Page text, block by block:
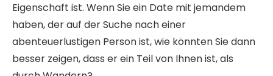
Eigenschaft ist. Wenn Sie ein Date mit jemandem
haben, der auf der Suche nach einer
abenteuerlustigen Person ist, wie könnten Sie dann
besser zeigen, dass er ein Teil von Ihnen ist, als